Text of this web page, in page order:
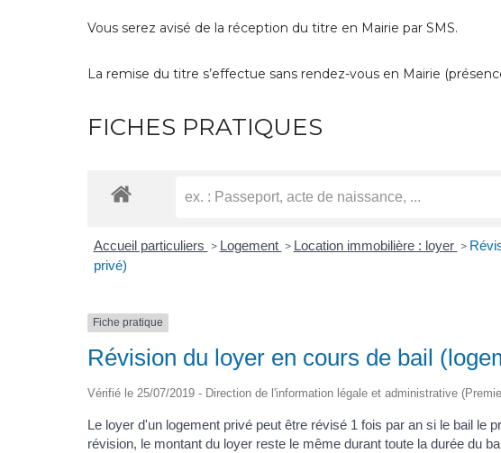
Vous serez avisé de la réception du titre en Mairie par SMS.
La remise du titre s’effectue sans rendez-vous en Mairie
FICHES PRATIQUES
Accueil particuliers > Logement > Location immobilière : loyer >
privé)
Fiche pratique
Révision du loyer en cours de bail
Vérifié le 25/07/2019 - Direction de l'information légale et administrative
Le loyer d'un logement privé peut être révisé 1 fois par an si le bail le
révision, le montant du loyer reste le même durant toute la durée du